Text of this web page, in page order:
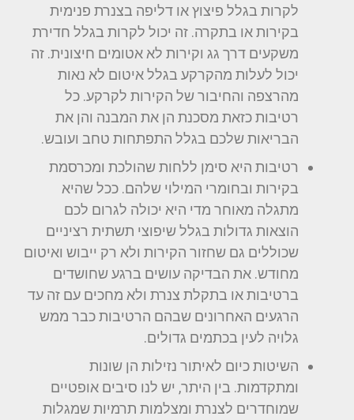
לקרות בגלל פיצוץ או דליפה בצנרת פנימית
בקירות או בתקרה. זה יכול לקרות בגלל חדירת
משקעים דרך גג וקירות לא אטומים חיצונית. זה
יכול לעלות מהקרקע בגלל איטום לא נאות
מהרצפה והחיבור של הקירות לקרקע. כל
רטיבות כזאת מסכנת הן את המבנה והן את
הבריאות שלכם בגלל התפתחות טחב ועובש.
רטיבות היא סימן ללחות שהולכת ומכרסמת
בקירות ובחומרי המילוי שלהם. ככל שהיא
מתגלה מאוחר מדי היא יכולה לגרום לכם
הוצאות גדולות בגלל שיפוצי תשתית רציניים
שכוללים גם שחזור הקירות ולא רק ייבוש ואיטום
מחודש. את הבדיקה עושים ברגע שחושדים
ברטיבות או בתקלת צנרת ולא מחכים עם זה עד
הרגעים האחרונים שבהם הרטיבות כבר ממש
גלויה לעין בכתמים גדולים.
השיטות כיום לאיתור נזילות הן שונות
ומתקדמות. בין היתר, יש לנו סיבים אופטיים
שמוחדרים לצנרת ומצלמות תרמיות שמגלות